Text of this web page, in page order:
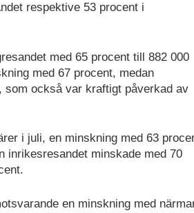
respektive 53 procent i
med 65 procent till 882 000
med 67 procent, medan
som också var kraftigt påverkad av
i juli, en minskning med 63
inrikesresandet minskade med 70
en minskning med